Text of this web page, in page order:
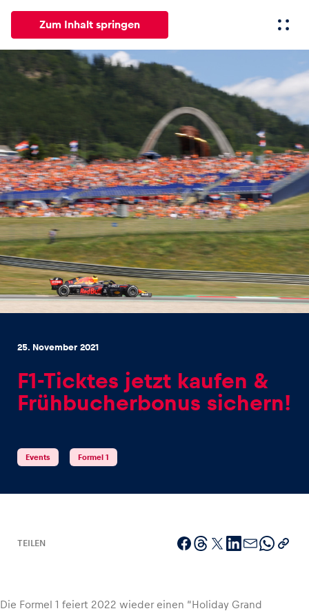
Zum Inhalt springen
News Events Erlebnisse Seiten
News
Alle anzeigen
Events
Alle anzeigen
25. November 2021
F1-Ticktes jetzt kaufen &
Frühbucherbonus sichern!
Events Formel 1
TEILEN
Die Formel 1 feiert 2022 wieder einen “Holiday Grand